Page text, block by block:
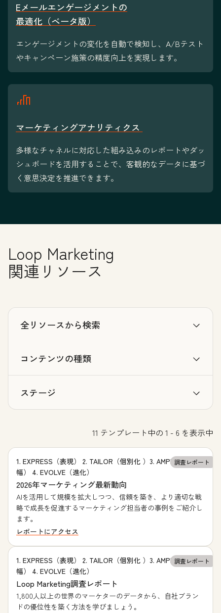
Eメールエンゲージメントの
最適化（ベータ版）
エンゲージメントの変化を自動で検知し、A/Bテスト
やキャンペーン施策の精度向上を実現します。
マーケティングアナリティクス
多様なチャネルに対応した組み込みのレポートやダッ
シュボードを活用することで、客観的なデータに基づ
く意思決定を推進できます。
Loop Marketing
関連リソース
全リソースから検索
コンテンツの種類
ステージ
11 テンプレート中の 1 - 6 を表示中
1. EXPRESS（表現） 2. TAILOR（個別化 ）3. AMPLIFY（増
幅） 4. EVOLVE（進化）
調査レポート
2026年マーケティング最新動向
AIを活用して規模を拡大しつつ、信頼を築き、より適切な戦
略で成長を促進するマーケティング担当者の事例をご紹介し
ます。
レポートにアクセス
1. EXPRESS（表現） 2. TAILOR（個別化 ）3. AMPLIFY（増
幅） 4. EVOLVE（進化）
調査レポート
Loop Marketing調査レポート
1,800人以上の世界のマーケターのデータから、自社ブラン
ドの優位性を築く方法を学びましょう。